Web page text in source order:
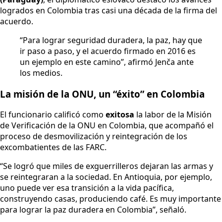
logrados en Colombia tras casi una década de la firma del
acuerdo.
“Para lograr seguridad duradera, la paz, hay que
ir paso a paso, y el acuerdo firmado en 2016 es
un ejemplo en este camino”, afirmó Jenča ante
los medios.
La misión de la ONU, un “éxito” en Colombia
El funcionario calificó como exitosa la labor de la Misión
de Verificación de la ONU en Colombia, que acompañó el
proceso de desmovilización y reintegración de los
excombatientes de las FARC.
“Se logró que miles de exguerrilleros dejaran las armas y
se reintegraran a la sociedad. En Antioquia, por ejemplo,
uno puede ver esa transición a la vida pacífica,
construyendo casas, produciendo café. Es muy importante
para lograr la paz duradera en Colombia”, señaló.